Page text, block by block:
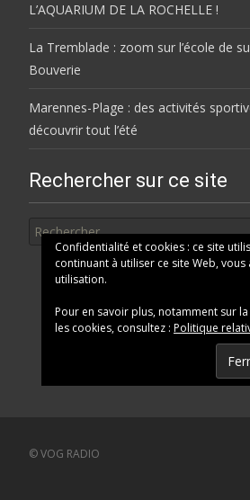
L’AQUARIUM DE LA ROCHELLE !
La Tremblade : zoom sur l’école de
Bouverie
Marennes-Plage : des activités
découvrir tout l’été
Rechercher sur ce site
Confidentialité et cookies : ce site
continuant à utiliser ce site Web, vous
utilisation.
Pour en savoir plus, notamment sur
les cookies, consultez : Politique
© VOG RADIO